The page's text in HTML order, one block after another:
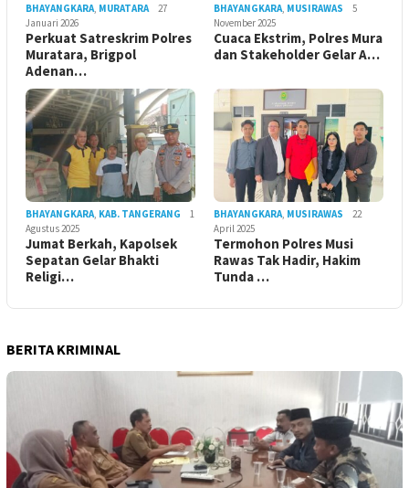
BHAYANGKARA MURATARA
27
Januari 2026
Perkuat Satreskrim Polres
Muratara, Brigpol
Adenan…
BHAYANGKARA MUSIRAWAS
5
November 2025
Cuaca Ekstrim, Polres Mura
dan Stakeholder Gelar A…
BHAYANGKARA KAB. TANGERANG
1
Agustus 2025
Jumat Berkah, Kapolsek
Sepatan Gelar Bhakti
Religi…
BHAYANGKARA MUSIRAWAS
22
April 2025
Termohon Polres Musi
Rawas Tak Hadir, Hakim
Tunda …
BERITA KRIMINAL